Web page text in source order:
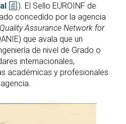
). El Sello EUROINF de
concedido por la agencia
Assurance Network for
que avala que un
de nivel de Grado o
internacionales,
académicas y profesionales